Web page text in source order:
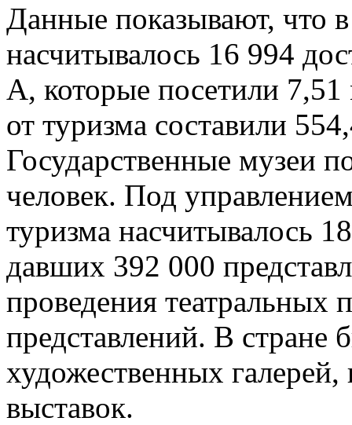
Данные показывают, что
насчитывалось 16 994
А, которые посетили
от туризма составили
Государственные музеи
человек. Под
туризма насчитывалось
давших 392 000
проведения театральных
представлений. В стране
художественных
выставок.